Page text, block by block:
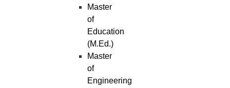
Master
of
Education
(M.Ed.)
Master
of
Engineering